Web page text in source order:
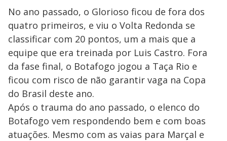
No ano passado, o Glorioso ficou de fora dos
quatro primeiros, e viu o Volta Redonda se
classificar com 20 pontos, um a mais que a
equipe que era treinada por Luis Castro. Fora
da fase final, o Botafogo jogou a Taça Rio e
ficou com risco de não garantir vaga na Copa
do Brasil deste ano.
Após o trauma do ano passado, o elenco do
Botafogo vem respondendo bem e com boas
atuações. Mesmo com as vaias para Marçal e